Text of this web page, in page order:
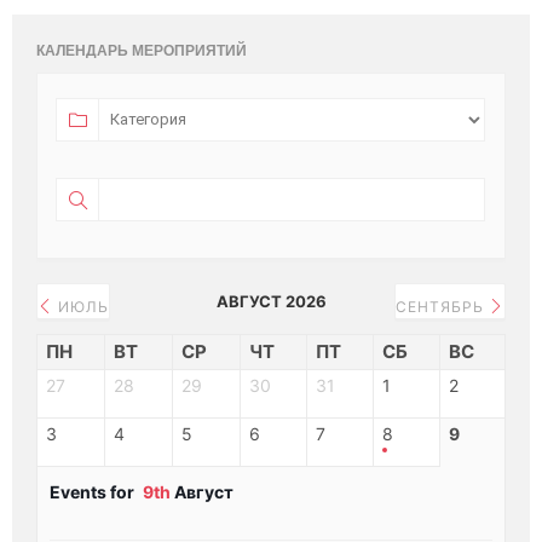
КАЛЕНДАРЬ МЕРОПРИЯТИЙ
ИЮЛЬ АВГУСТ 2026 СЕНТЯБРЬ
ПН ВТ СР ЧТ ПТ СБ ВС
27 28 29 30 31 1 2
3 4 5 6 7 8 9
Events for 9th Август